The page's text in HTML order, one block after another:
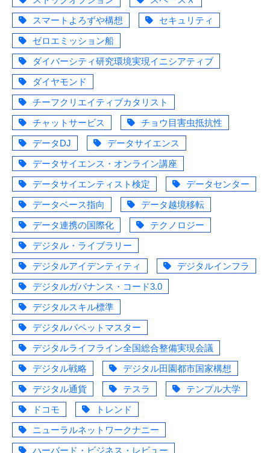
スマートよろずや構想
セキュリティ
ゼロエミッション船
ダイバーシティ研究環境実現イニシアティブ
ダイヤモンド
チーフクリエイティブカタリスト
チャットサービス
チョウ目害虫抵抗性
データDJ
データサイエンス
データサイエンス・オンライン講座
データサイエンティスト検定
データセンター
データベース指向
データ越境移転
データ連携の国際化
テクノロジー
デジタル・ライブラリー
デジタルアイデンティティ
デジタルインフラ
デジタルガバナンス・コード3.0
デジタルスキル標準
デジタルパペットマスター
デジタルライフライン全国総合整備実現会議
デジタル戦略
デジタル田園都市国家構想
デジタル通貨
テスラ
テンプル大学
ドコモ
トレンド
ニューラルネットワークナニー
ハーバード・ビジネス・レビュー